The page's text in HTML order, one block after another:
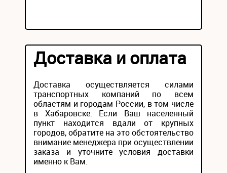
Доставка и оплата
Доставка осуществляется силами
транспортных компаний по всем
областям и городам России, в том числе
в Хабаровске. Если Ваш населенный
пункт находится вдали от крупных
городов, обратите на это обстоятельство
внимание менеджера при осуществлении
заказа и уточните условия доставки
именно к Вам.